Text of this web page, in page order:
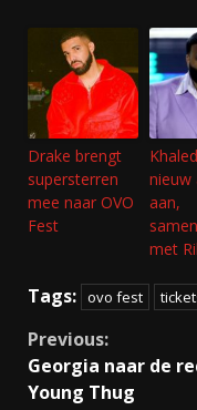
Drake brengt
supersterren
mee naar OVO
Fest
nieuw
aan,
met
Tags: ovo fest
Continue
Reading
Previous:
Georgia naar de
Young Thug